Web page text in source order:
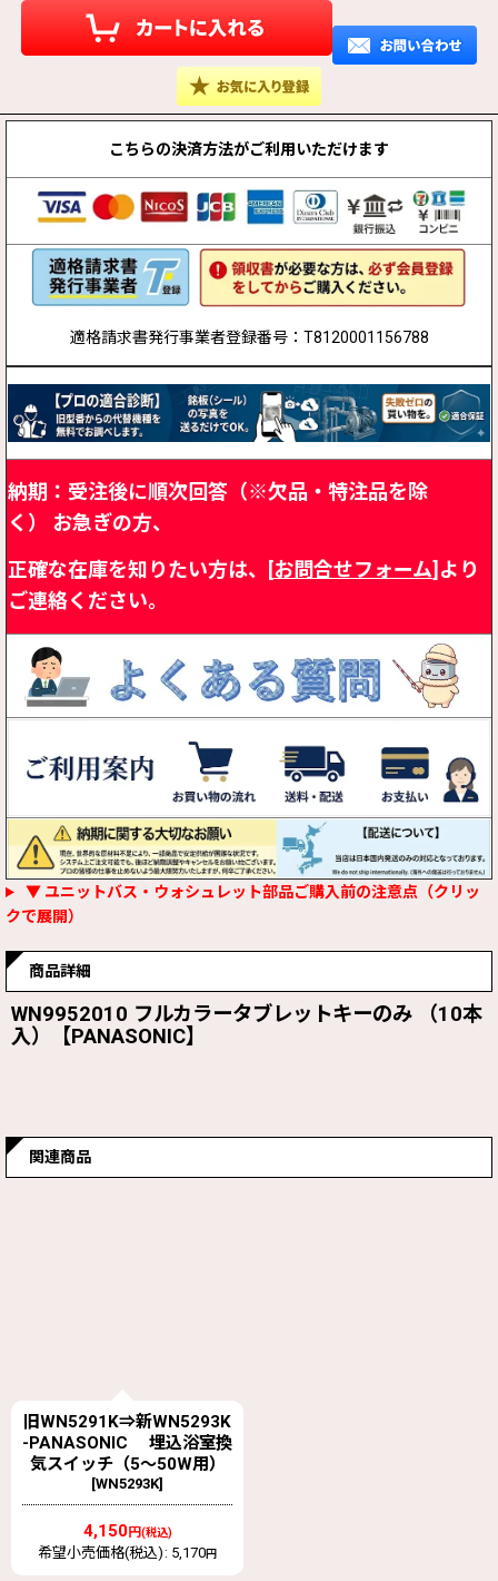
こちらの決済方法がご利用いただけます
適格請求書発行事業者登録番号：T8120001156788
納期：受注後に順次回答（※欠品・特注品を除
く）
お急ぎの方、
正確な在庫を知りたい方は、[お問合せフォーム]より
ご連絡ください。
▼ ユニットバス・ウォシュレット部品ご購入前の注意点（クリッ
クで展開）
商品詳細
WN9952010 フルカラータブレットキーのみ （10本
入）【PANASONIC】
関連商品
旧WN5291K⇒新WN5293K
-PANASONIC 埋込浴室換
気スイッチ（5〜50W用）
[WN5293K]
4,150円(税込)
希望小売価格(税込) : 5,170円